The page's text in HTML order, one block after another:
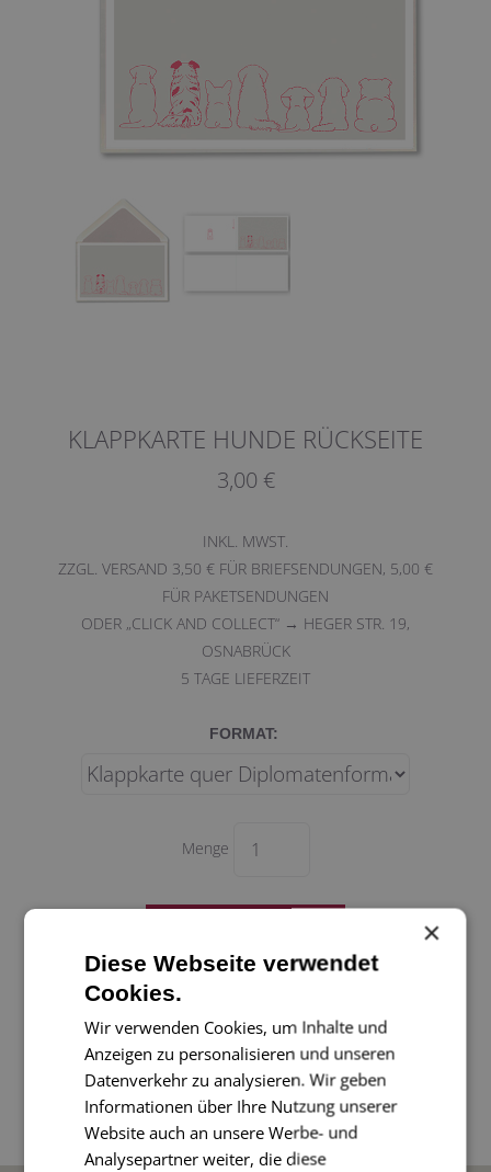
KLAPPKARTE HUNDE RÜCKSEITE
3,00 €
INKL. MWST.
ZZGL. VERSAND 3,50 € FÜR BRIEFSENDUNGEN, 5,00 €
FÜR PAKETSENDUNGEN
ODER „CLICK AND COLLECT“ → HEGER STR. 19,
OSNABRÜCK
5 TAGE LIEFERZEIT
FORMAT:
Menge
Wir lieben unsere Hunde - auch von hinten!
Verschenken Sie diese besondere Hundekarte.
4-seitige Klappkarte im Diplomatenformat, 17 x
11 cm, mit grau gefüttertem Umschlag
×
Diese Webseite verwendet
Cookies.
Wir verwenden Cookies, um Inhalte und
Anzeigen zu personalisieren und unseren
Datenverkehr zu analysieren. Wir geben
Informationen über Ihre Nutzung unserer
Website auch an unsere Werbe- und
Analysepartner weiter, die diese